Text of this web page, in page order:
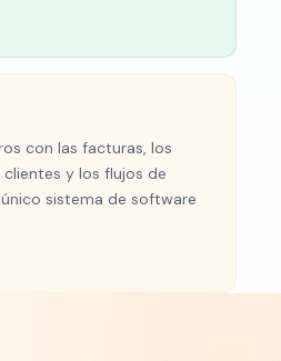
con las facturas, los
y los flujos de
sistema de software